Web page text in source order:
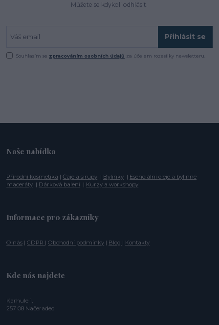
Můžete se kdykoli odhlásit.
Přihlásit se
Souhlasím se zpracováním osobních údajů za účelem rozesílky newsletteru.
Naše nabídka
Přírodní kosmetika |Čaje a sirupy | Bylinky | Esenciální oleje a bylinné
maceráty | Dárková balení | Kurzy a workshopy
Informace pro zákazníky
O nás |GDPR |Obchodní podmínky | Blog | Kontakty
Kde nás najdete
Karhule 1,
257 08 Načeradec